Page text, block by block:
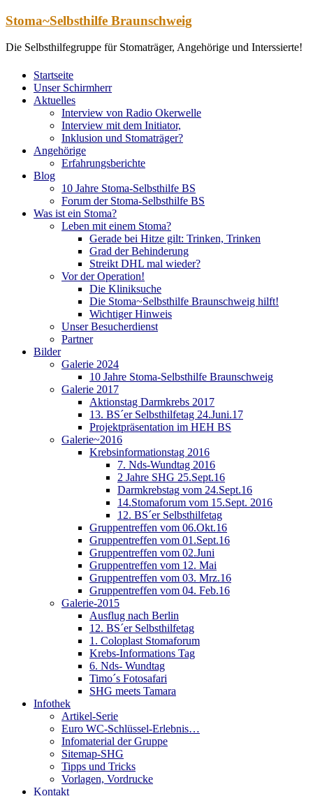
Zum
springen
Stoma~Selbsthilfe Braunschweig
Die Selbsthilfegruppe für Stomaträger, Angehörige und Interssierte!
Startseite
Unser Schirmherr
Aktuelles
Interview von Radio Okerwelle
Interview mit dem Initiator,
Inklusion und Stomaträger?
Angehörige
Erfahrungsberichte
Blog
10 Jahre Stoma-Selbsthilfe BS
Forum der Stoma-Selbsthilfe BS
Was ist ein Stoma?
Leben mit einem Stoma?
Gerade bei Hitze gilt: Trinken, Trinken
Grad der Behinderung
Streikt DHL mal wieder?
Vor der Operation!
Die Kliniksuche
Die Stoma~Selbsthilfe Braunschweig hilft!
Wichtiger Hinweis
Unser Besucherdienst
Partner
Bilder
Galerie 2024
10 Jahre Stoma-Selbsthilfe Braunschweig
Galerie 2017
Aktionstag Darmkrebs 2017
13. BS´er Selbsthilfetag 24.Juni.17
Projektpräsentation im HEH BS
Galerie~2016
Krebsinformationstag 2016
7. Nds-Wundtag 2016
2 Jahre SHG 25.Sept.16
Darmkrebstag vom 24.Sept.16
14.Stomaforum vom 15.Sept. 2016
12. BS´er Selbsthilfetag
Gruppentreffen vom 06.Okt.16
Gruppentreffen vom 01.Sept.16
Gruppentreffen vom 02.Juni
Gruppentreffen vom 12. Mai
Gruppentreffen vom 03. Mrz.16
Gruppentreffen vom 04. Feb.16
Galerie-2015
Ausflug nach Berlin
12. BS´er Selbsthilfetag
1. Coloplast Stomaforum
Krebs-Informations Tag
6. Nds- Wundtag
Timo´s Fotosafari
SHG meets Tamara
Infothek
Artikel-Serie
Euro WC-Schlüssel-Erlebnis…
Infomaterial der Gruppe
Sitemap-SHG
Tipps und Tricks
Vorlagen, Vordrucke
Kontakt